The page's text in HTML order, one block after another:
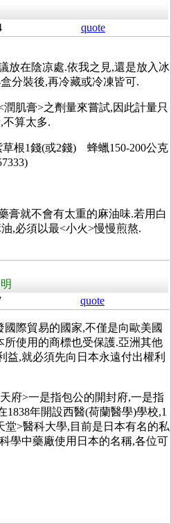
quote
放在陰凉處.依我之見,還是放入冰
分裝後,再冷藏或冷凍皆可.
肌膏>之劑量來嘗試,因此計量只
,不算太多.
根1錢(或2錢) 蜂蠟150-200公克
膏就不會有太重的麻油味.若用白
,必須以最<小火>慢慢煎熬.
quote
國際貿易的國家,不僅是向歐美國
所使用的商標也受保護.亞洲其他
益,就必須先向日本永遠付出權利
府>一是指包公的開封府,一是指
1838年開設西醫(荷蘭醫學)學校,1
堂>醫科大學,目前是日本有名的私
學中藥廠使用日本的名稱,各位可